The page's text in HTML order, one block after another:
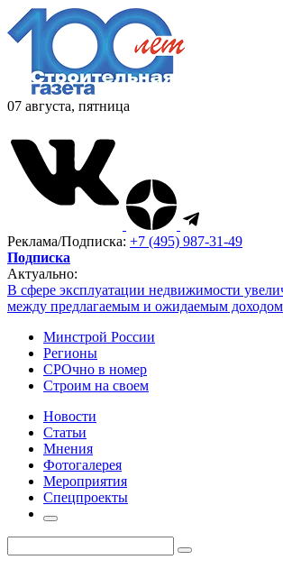
07 августа, пятница
Реклама/Подписка: +7 (495) 987-31-49
Подписка
Актуально:
В сфере эксплуатации недвижимости
между предлагаемым и ожидаемым доходом
Минстрой России
Регионы
СРОчно в номер
Строим на своем
Новости
Статьи
Мнения
Фотогалерея
Мероприятия
Спецпроекты